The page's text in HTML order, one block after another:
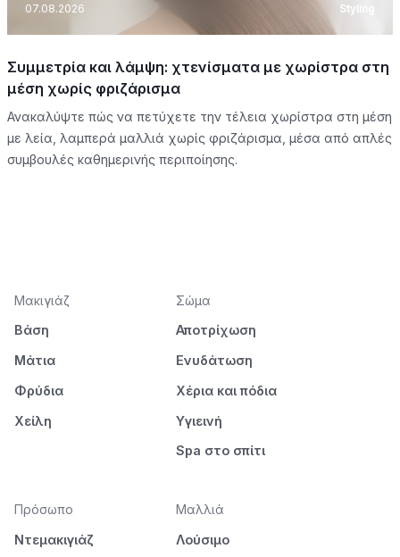
07.08.2026 Styling
Συμμετρία και λάμψη: χτενίσματα με χωρίστρα στη
μέση χωρίς φριζάρισμα
Ανακαλύψτε πώς να πετύχετε την τέλεια χωρίστρα στη μέση
με λεία, λαμπερά μαλλιά χωρίς φριζάρισμα, μέσα από απλές
συμβουλές καθημερινής περιποίησης.
Μακιγιάζ
Βάση
Μάτια
Φρύδια
Χείλη
Σώμα
Αποτρίχωση
Ενυδάτωση
Χέρια και πόδια
Υγιεινή
Spa στο σπίτι
Πρόσωπο
Ντεμακιγιάζ
Μαλλιά
Λούσιμο